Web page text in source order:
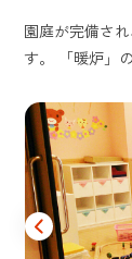
園庭が完備さ
す。 「暖炉」